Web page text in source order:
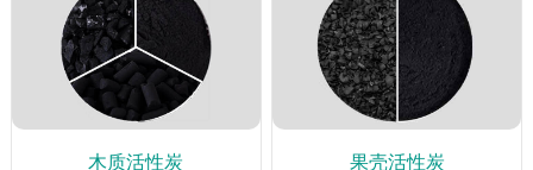
木质活性炭 果壳活性炭